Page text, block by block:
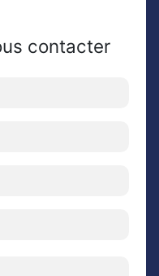
contacter